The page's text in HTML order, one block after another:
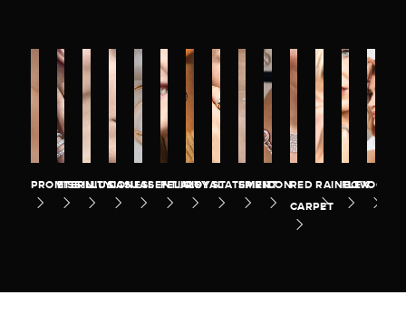
PROMISEETERNITY
ILLUSION
CASUALESSENTIALS
FELICITY
ROYALSTATEMENT
SPIRITICONRED
CARPET
RAINBOW
FLEX